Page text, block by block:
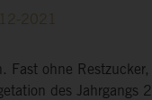
2021
Fast ohne
des Jahrgangs